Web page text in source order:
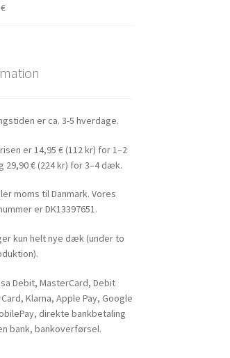
€
er ca. 3-5 hverdage.
er 14,95 € (112 kr) for 1–2
29,90 € (224 kr) for 3–4 dæk.
moms til Danmark. Vores
er DK13397651.
kun helt nye dæk (under to
Debit, MasterCard, Debit
Klarna, Apple Pay, Google
direkte bankbetaling
bank, bankoverførsel.